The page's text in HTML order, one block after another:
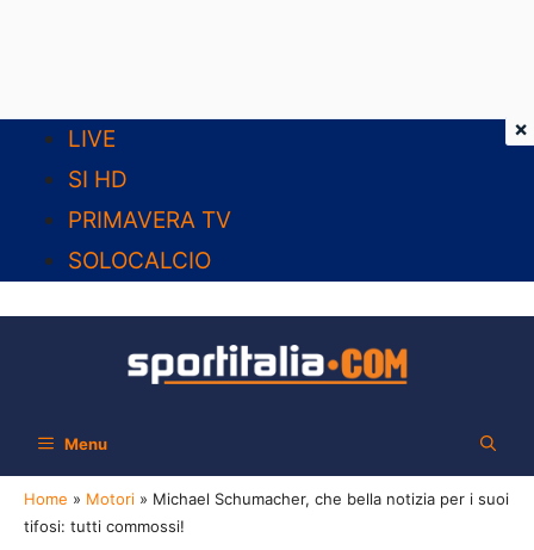
contenuto
LIVE
SI HD
PRIMAVERA TV
SOLOCALCIO
Menu
Home » Motori » Michael Schumacher, che bella notizia per i suoi
tifosi: tutti commossi!
×